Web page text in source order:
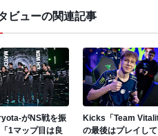
ビューの関連記事
がNS戦を振
1マップ目は良
Kicks「Team
の最後はプレイし